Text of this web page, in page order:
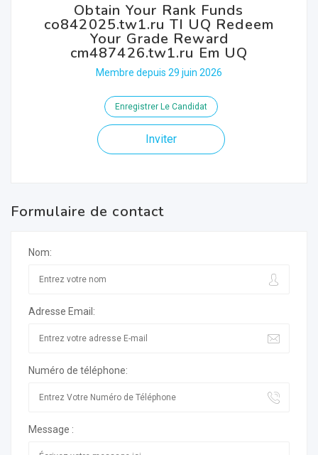
Obtain Your Rank Funds
co842025.tw1.ru TI UQ Redeem
Your Grade Reward
cm487426.tw1.ru Em UQ
Membre depuis 29 juin 2026
Enregistrer Le Candidat
Inviter
Formulaire de contact
Nom:
Adresse Email:
Numéro de téléphone:
Message :